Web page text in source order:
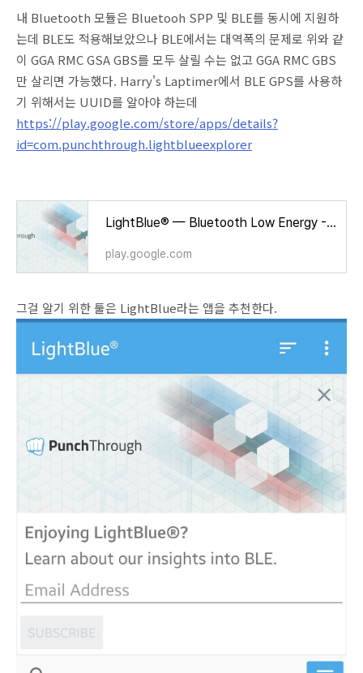
내 Bluetooth 모듈은 Bluetooh SPP 및 BLE를 동시에 지원하
는데 BLE도 적용해보았으나 BLE에서는 대역폭의 문제로 위와 같
이 GGA RMC GSA GBS를 모두 살릴 수는 없고 GGA RMC GBS
만 살리면 가능했다. Harry's Laptimer에서 BLE GPS를 사용하
기 위해서는 UUID를 알아야 하는데
https://play.google.com/store/apps/details?
id=com.punchthrough.lightblueexplorer
LightBlue® — Bluetooth Low Energy - Google Play 앱
play.google.com
그걸 알기 위한 툴은 LightBlue라는 앱을 추천한다.